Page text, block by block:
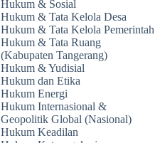
Hukum & Sosial
Hukum & Tata Kelola Desa
Hukum & Tata Kelola Pemerintah
Hukum & Tata Ruang
(Kabupaten Tangerang)
Hukum & Yudisial
Hukum dan Etika
Hukum Energi
Hukum Internasional &
Geopolitik Global (Nasional)
Hukum Keadilan